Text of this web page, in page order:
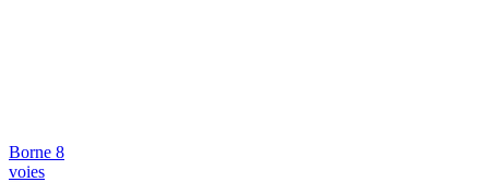
Borne 8
voies